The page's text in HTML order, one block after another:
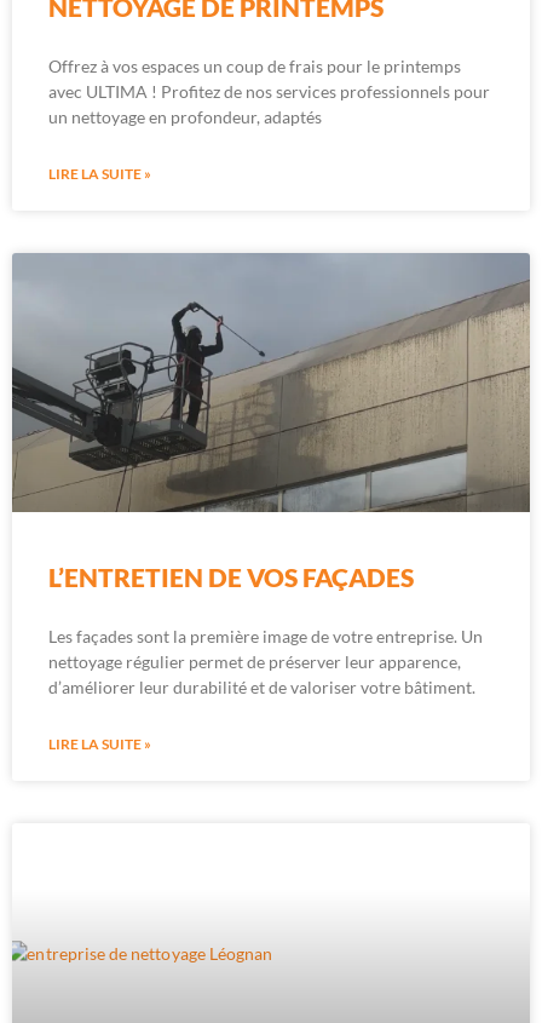
NETTOYAGE DE PRINTEMPS
Offrez à vos espaces un coup de frais pour le printemps
avec ULTIMA ! Profitez de nos services professionnels pour
un nettoyage en profondeur, adaptés
LIRE LA SUITE »
L’ENTRETIEN DE VOS FAÇADES
Les façades sont la première image de votre entreprise. Un
nettoyage régulier permet de préserver leur apparence,
d’améliorer leur durabilité et de valoriser votre bâtiment.
LIRE LA SUITE »